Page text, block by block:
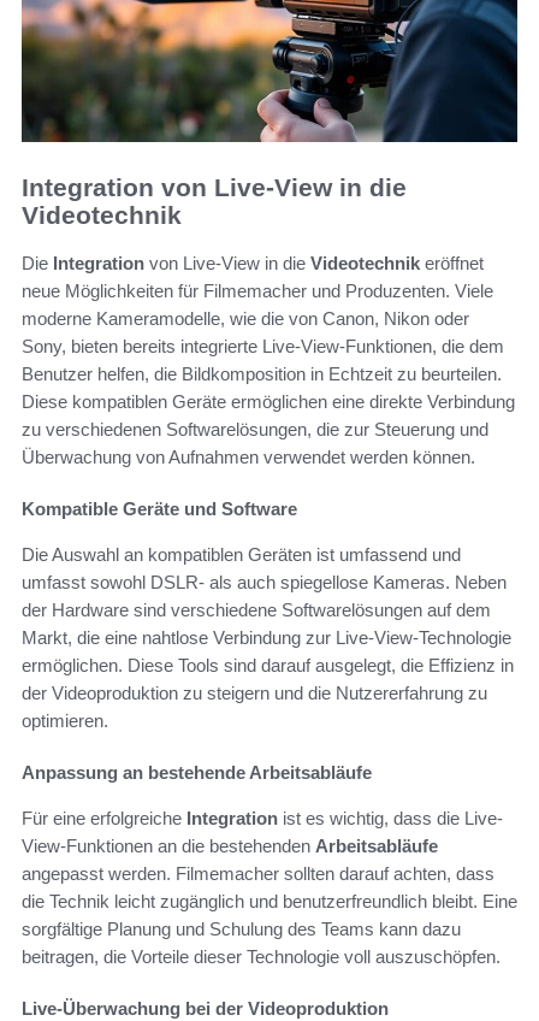
Integration von Live-View in die
Videotechnik
Die Integration von Live-View in die Videotechnik eröffnet
neue Möglichkeiten für Filmemacher und Produzenten. Viele
moderne Kameramodelle, wie die von Canon, Nikon oder
Sony, bieten bereits integrierte Live-View-Funktionen, die dem
Benutzer helfen, die Bildkomposition in Echtzeit zu beurteilen.
Diese kompatiblen Geräte ermöglichen eine direkte Verbindung
zu verschiedenen Softwarelösungen, die zur Steuerung und
Überwachung von Aufnahmen verwendet werden können.
Kompatible Geräte und Software
Die Auswahl an kompatiblen Geräten ist umfassend und
umfasst sowohl DSLR- als auch spiegellose Kameras. Neben
der Hardware sind verschiedene Softwarelösungen auf dem
Markt, die eine nahtlose Verbindung zur Live-View-Technologie
ermöglichen. Diese Tools sind darauf ausgelegt, die Effizienz in
der Videoproduktion zu steigern und die Nutzererfahrung zu
optimieren.
Anpassung an bestehende Arbeitsabläufe
Für eine erfolgreiche Integration ist es wichtig, dass die Live-
View-Funktionen an die bestehenden Arbeitsabläufe
angepasst werden. Filmemacher sollten darauf achten, dass
die Technik leicht zugänglich und benutzerfreundlich bleibt. Eine
sorgfältige Planung und Schulung des Teams kann dazu
beitragen, die Vorteile dieser Technologie voll auszuschöpfen.
Live-Überwachung bei der Videoproduktion